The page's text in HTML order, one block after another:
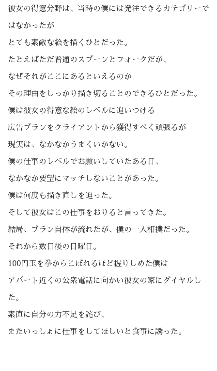
彼女の得意分野は、当時の僕には発注できるカテゴリーで
はなかったが
とても素敵な絵を描くひとだった。
たとえばただ普通のスプーンとフォークだが、
なぜそれがここにあるといえるのか
その理由をしっかり描き切ることのできるひとだった。
僕は彼女の得意な絵のレベルに追いつける
広告プランをクライアントから獲得すべく頑張るが
現実は、なかなかうまくいかない。
僕の仕事のレベルでお願いしていたある日、
なかなか要望にマッチしないことがあった。
僕は何度も描き直しを迫った。
そして彼女はこの仕事をおりると言ってきた。
結局、プラン自体が流れたが、僕の一人相撲だった。
それから数日後の日曜日。
100円玉を拳からこぼれるほど握りしめた僕は
アパート近くの公衆電話に向かい彼女の家にダイヤルし
た。
素直に自分の力不足を詫び、
またいっしょに仕事をしてほしいと食事に誘った。